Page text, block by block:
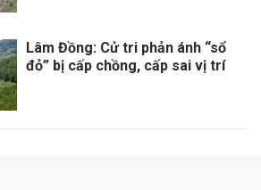
Lâm Đồng: Cử tri phản ánh “sổ
đỏ” bị cấp chồng, cấp sai vị trí